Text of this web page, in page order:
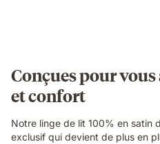
Conçues pour
et confort
Notre linge de lit 100% en satin
exclusif qui devient de plus en